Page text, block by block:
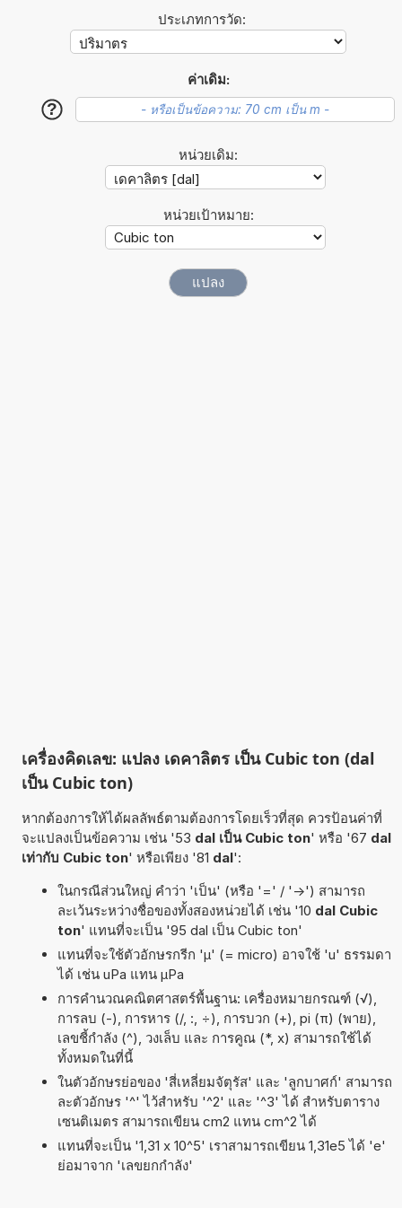
ประเภทการวัด:
ค่าเดิม:
?
หน่วยเดิม:
หน่วยเป้าหมาย:
เครื่องคิดเลข: แปลง เดคาลิตร เป็น Cubic ton (dal
เป็น Cubic ton)
หากต้องการให้ได้ผลลัพธ์ตามต้องการโดยเร็วที่สุด ควรป้อนค่าที่
จะแปลงเป็นข้อความ เช่น '53 dal เป็น Cubic ton' หรือ '67 dal
เท่ากับ Cubic ton' หรือเพียง '81 dal':
ในกรณีส่วนใหญ่ คำว่า 'เป็น' (หรือ '=' / '->') สามารถ
ละเว้นระหว่างชื่อของทั้งสองหน่วยได้ เช่น '10 dal Cubic
ton' แทนที่จะเป็น '95 dal เป็น Cubic ton'
แทนที่จะใช้ตัวอักษรกรีก 'µ' (= micro) อาจใช้ 'u' ธรรมดา
ได้ เช่น uPa แทน µPa
การคำนวณคณิตศาสตร์พื้นฐาน: เครื่องหมายกรณฑ์ (√),
การลบ (-), การหาร (/, :, ÷), การบวก (+), pi (π) (พาย),
เลขชี้กำลัง (^), วงเล็บ และ การคูณ (*, x) สามารถใช้ได้
ทั้งหมดในที่นี้
ในตัวอักษรย่อของ 'สี่เหลี่ยมจัตุรัส' และ 'ลูกบาศก์' สามารถ
ละตัวอักษร '^' ไว้สำหรับ '^2' และ '^3' ได้ สำหรับตาราง
เซนติเมตร สามารถเขียน cm2 แทน cm^2 ได้
แทนที่จะเป็น '1,31 x 10^5' เราสามารถเขียน 1,31e5 ได้ 'e'
ย่อมาจาก 'เลขยกกำลัง'